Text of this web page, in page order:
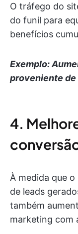
O tráfego do
do funil para
benefícios
Exemplo:
proveniente de
4.
À medida que
de leads
também
marketing com